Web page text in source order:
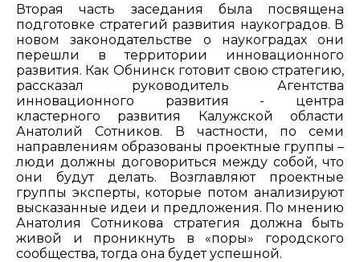
Вторая часть заседания была посвящена
подготовке стратегий развития наукоградов. В
новом законодательстве о наукоградах они
перешли в территории инновационного
развития. Как Обнинск готовит свою стратегию,
рассказал руководитель Агентства
инновационного развития - центра
кластерного развития Калужской области
Анатолий Сотников. В частности, по семи
направлениям образованы проектные группы –
люди должны договориться между собой, что
они будут делать. Возглавляют проектные
группы эксперты, которые потом анализируют
высказанные идеи и предложения. По мнению
Анатолия Сотникова стратегия должна быть
живой и проникнуть в «поры» городского
сообщества, тогда она будет успешной.